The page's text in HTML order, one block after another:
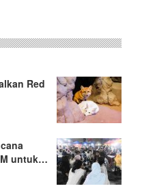
Red
untuk…